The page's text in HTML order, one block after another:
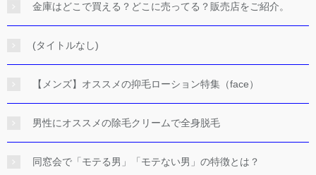
金庫はどこで買える？どこに売ってる？販売店をご紹介。
(タイトルなし)
【メンズ】オススメの抑毛ローション特集（face）
男性にオススメの除毛クリームで全身脱毛
同窓会で「モテる男」「モテない男」の特徴とは？